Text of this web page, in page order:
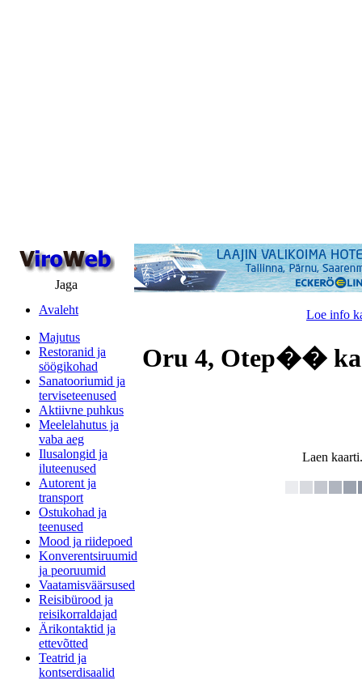
Jaga
Avaleht
Majutus
Restoranid ja
söögikohad
Sanatooriumid ja
terviseteenused
Aktiivne puhkus
Meelelahutus ja
vaba aeg
Ilusalongid ja
iluteenused
Autorent ja
transport
Ostukohad ja
teenused
Mood ja riidepoed
Konverentsiruumid
ja peoruumid
Vaatamisväärsused
Reisibürood ja
reisikorraldajad
Ärikontaktid ja
ettevõtted
Teatrid ja
kontserdisaalid
Loe info
Oru 4, Otep��
Laen